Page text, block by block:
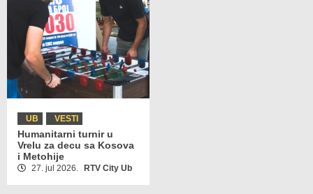
UB VESTI
Humanitarni turnir u
Vrelu za decu sa Kosova
i Metohije
27. jul 2026. RTV City Ub